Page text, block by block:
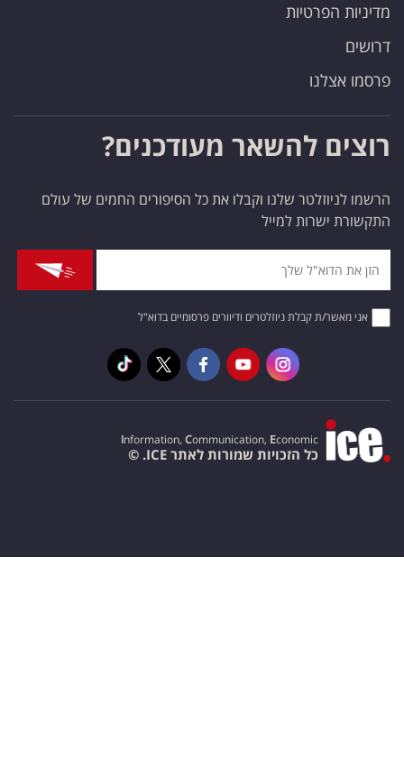
מדיניות הפרטיות
דרושים
פרסמו אצלנו
רוצים להשאר מעודכנים?
הרשמו לניוזלטר שלנו וקבלו את כל הסיפורים החמים של עולם
התקשורת ישרות למייל
אני מאשר/ת קבלת ניוזלטרים ודיוורים פרסומיים בדוא"ל
Information, Communication, Economic
כל הזכויות שמורות לאתר ICE. ©